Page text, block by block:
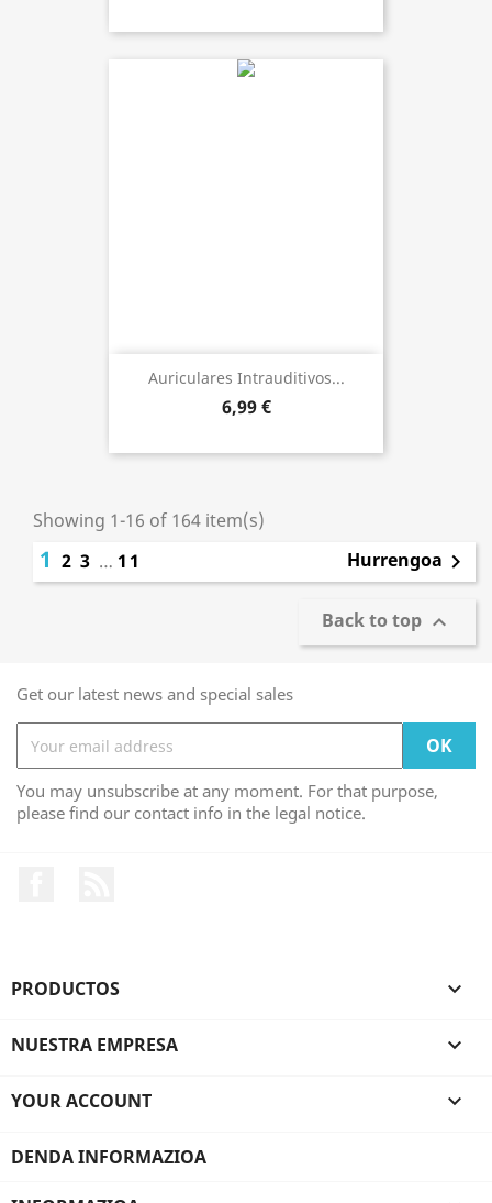
Auriculares Intrauditivos...
6,99 €
Showing 1-16 of 164 item(s)
1 2 3 … 11 Hurrengoa 
Back to top 
Get our latest news and special sales
You may unsubscribe at any moment. For that purpose,
please find our contact info in the legal notice.
PRODUCTOS 
NUESTRA EMPRESA 
YOUR ACCOUNT 
DENDA INFORMAZIOA